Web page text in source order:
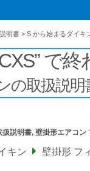
明書 > S から始まるダイキ
で終
の取扱説明
扱説明書, 壁掛形エアコン
キン
壁掛形 フ